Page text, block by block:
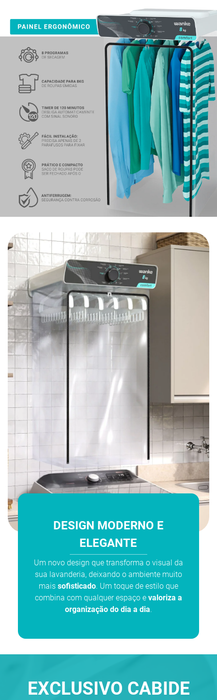
DESIGN MODERNO E
ELEGANTE
Um novo design que transforma o visual da
sua lavanderia, deixando o ambiente muito
mais sofisticado. Um toque de estilo que
combina com qualquer espaço e valoriza a
organização do dia a dia.
EXCLUSIVO CABIDE